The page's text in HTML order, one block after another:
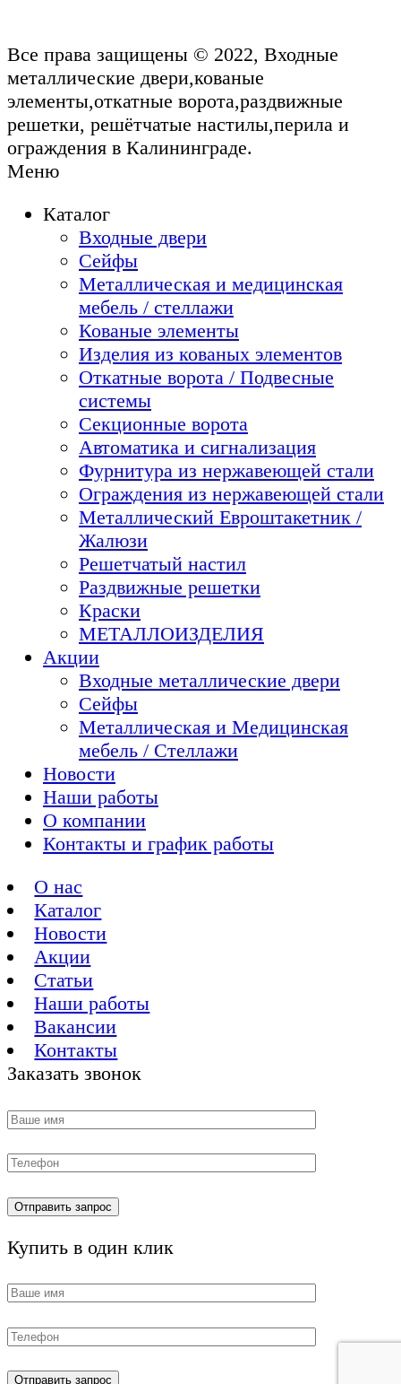
Все права защищены © 2022, Входные
металлические двери,кованые
элементы,откатные ворота,раздвижные
решетки, решётчатые настилы,перила и
ограждения в Калининграде.
Меню
Каталог
Входные двери
Сейфы
Металлическая и медицинская
мебель / стеллажи
Кованые элементы
Изделия из кованых элементов
Откатные ворота / Подвесные
системы
Секционные ворота
Автоматика и сигнализация
Фурнитура из нержавеющей стали
Ограждения из нержавеющей стали
Металлический Евроштакетник /
Жалюзи
Решетчатый настил
Раздвижные решетки
Краски
МЕТАЛЛОИЗДЕЛИЯ
Акции
Входные металлические двери
Сейфы
Металлическая и Медицинская
мебель / Стеллажи
Новости
Наши работы
О компании
Контакты и график работы
О нас
Каталог
Новости
Акции
Статьи
Наши работы
Вакансии
Контакты
Заказать звонок
Купить в один клик